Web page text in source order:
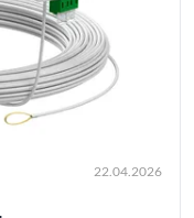
22.04.2026